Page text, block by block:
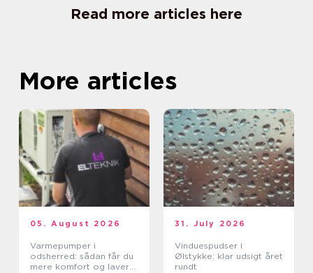
Read more articles here
More articles
05. August 2026
Varmepumper i
odsherred: sådan får du
mere komfort og lavere
31. July 2026
Vinduespudser i
Ølstykke: klar udsigt året
rundt